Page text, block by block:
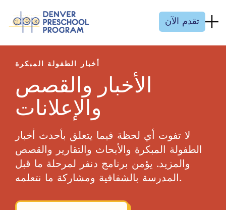
تقدم الآن
أخبار الطفولة المبكرة
الأخبار والقصص
والإعلانات
لا تفوت أي لحظة فيما يتعلق بأحدث أخبار
الطفولة المبكرة والأبحاث والتقارير والقصص
والمزيد. يؤمن برنامج دنفر لمرحلة ما قبل
المدرسة بالشفافية ومشاركة ما نتعلمه.